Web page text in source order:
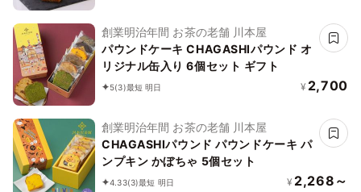
創業明治年間 お茶の老舗 川本屋
パウンドケーキ CHAGASHIパウンド オ
リジナル缶入り 6個セット ギフト
5(3)最短 明日 ¥ 2,700
創業明治年間 お茶の老舗 川本屋
CHAGASHIパウンド パウンドケーキ パ
ンプキン かぼちゃ 5個セット
4.33(3)最短 明日 ¥ 2,268～